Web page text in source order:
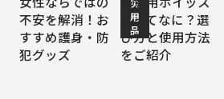
不安を解消！お
すすめ護身・防
犯グッズ
用
品
ルってなに？選
び方と使用方法
をご紹介